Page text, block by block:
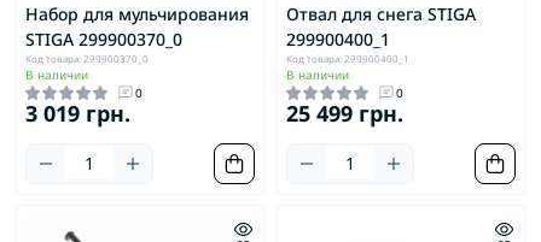
Набор для мульчирования
STIGA 299900370_0
Код товара: 299900370_0
В наличии
0
3 019 грн.
Отвал для снега STIGA
299900400_1
Код товара: 299900400_1
В наличии
0
25 499 грн.